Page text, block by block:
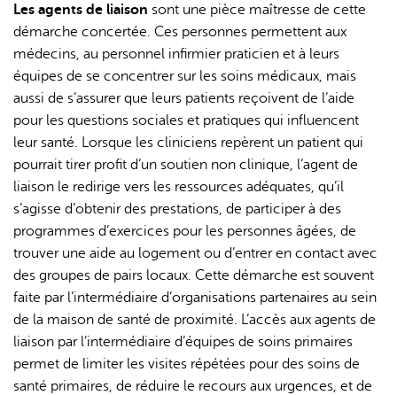
Les agents de liaison sont une pièce maîtresse de cette
démarche concertée. Ces personnes permettent aux
médecins, au personnel infirmier praticien et à leurs
équipes de se concentrer sur les soins médicaux, mais
aussi de s’assurer que leurs patients reçoivent de l’aide
pour les questions sociales et pratiques qui influencent
leur santé. Lorsque les cliniciens repèrent un patient qui
pourrait tirer profit d’un soutien non clinique, l’agent de
liaison le redirige vers les ressources adéquates, qu’il
s’agisse d’obtenir des prestations, de participer à des
programmes d’exercices pour les personnes âgées, de
trouver une aide au logement ou d’entrer en contact avec
des groupes de pairs locaux. Cette démarche est souvent
faite par l’intermédiaire d’organisations partenaires au sein
de la maison de santé de proximité. L’accès aux agents de
liaison par l’intermédiaire d’équipes de soins primaires
permet de limiter les visites répétées pour des soins de
santé primaires, de réduire le recours aux urgences, et de